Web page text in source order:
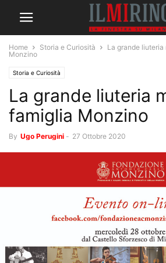
Home Storia e Curiosità
La grande liuteria
Monzino
Storia e Curiosità
La grande liuteria
famiglia Monzino
By Ugo Perugini - 27 Ottobre 2020